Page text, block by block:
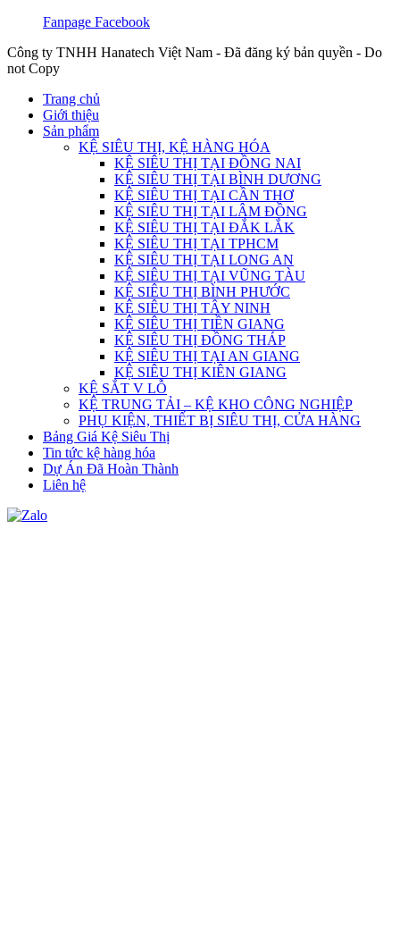
Fanpage Facebook
Công ty TNHH Hanatech Việt Nam - Đã đăng ký bản quyền - Do
not Copy
Trang chủ
Giới thiệu
Sản phẩm
KỆ SIÊU THỊ, KỆ HÀNG HÓA
KỆ SIÊU THỊ TẠI ĐỒNG NAI
KỆ SIÊU THỊ TẠI BÌNH DƯƠNG
KỆ SIÊU THỊ TẠI CẦN THƠ
KỆ SIÊU THỊ TẠI LÂM ĐỒNG
KỆ SIÊU THỊ TẠI ĐẮK LẮK
KỆ SIÊU THỊ TẠI TPHCM
KỆ SIÊU THỊ TẠI LONG AN
KỆ SIÊU THỊ TẠI VŨNG TÀU
KỆ SIÊU THỊ BÌNH PHƯỚC
KỆ SIÊU THỊ TÂY NINH
KỆ SIÊU THỊ TIỀN GIANG
KỆ SIÊU THỊ ĐỒNG THÁP
KỆ SIÊU THỊ TẠI AN GIANG
KỆ SIÊU THỊ KIÊN GIANG
KỆ SẮT V LỖ
KỆ TRUNG TẢI – KỆ KHO CÔNG NGHIỆP
PHỤ KIỆN, THIẾT BỊ SIÊU THỊ, CỬA HÀNG
Bảng Giá Kệ Siêu Thị
Tin tức kệ hàng hóa
Dự Án Đã Hoàn Thành
Liên hệ